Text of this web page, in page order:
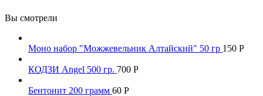
Вы смотрели
Моно набор "Можжевельник Алтайский" 50 гр 150 Р
КОДЗИ Angel 500 гр. 700 Р
Бентонит 200 грамм 60 Р